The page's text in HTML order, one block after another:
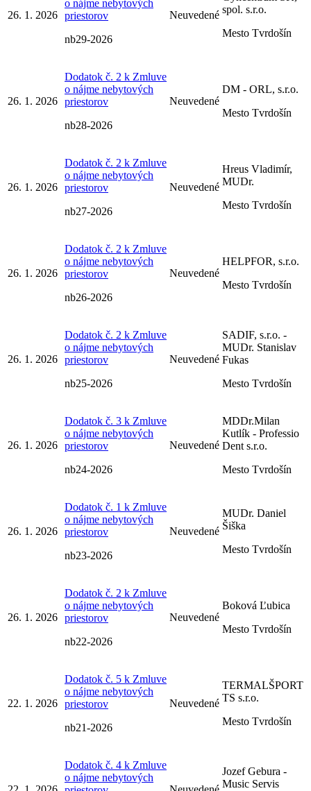
26. 1. 2026
o nájme nebytových
priestorov
nb29-2026
Neuvedené spol. s.r.o.
Mesto Tvrdošín
26. 1. 2026
Dodatok č. 2 k Zmluve
o nájme nebytových
priestorov
nb28-2026
Neuvedené
DM - ORL, s.r.o.
Mesto Tvrdošín
26. 1. 2026
Dodatok č. 2 k Zmluve
o nájme nebytových
priestorov
nb27-2026
Neuvedené
Hreus Vladimír,
MUDr.
Mesto Tvrdošín
26. 1. 2026
Dodatok č. 2 k Zmluve
o nájme nebytových
priestorov
nb26-2026
Neuvedené
HELPFOR, s.r.o.
Mesto Tvrdošín
26. 1. 2026
Dodatok č. 2 k Zmluve
o nájme nebytových
priestorov
nb25-2026
Neuvedené
SADIF, s.r.o. -
MUDr. Stanislav
Fukas
Mesto Tvrdošín
26. 1. 2026
Dodatok č. 3 k Zmluve
o nájme nebytových
priestorov
nb24-2026
Neuvedené
MDDr.Milan
Kutlík - Professio
Dent s.r.o.
Mesto Tvrdošín
26. 1. 2026
Dodatok č. 1 k Zmluve
o nájme nebytových
priestorov
nb23-2026
Neuvedené
MUDr. Daniel
Šiška
Mesto Tvrdošín
26. 1. 2026
Dodatok č. 2 k Zmluve
o nájme nebytových
priestorov
nb22-2026
Neuvedené
Boková Ľubica
Mesto Tvrdošín
22. 1. 2026
Dodatok č. 5 k Zmluve
o nájme nebytových
priestorov
nb21-2026
Neuvedené
TERMALŠPORT
TS s.r.o.
Mesto Tvrdošín
Dodatok č. 4 k Zmluve
o nájme nebytových
Jozef Gebura -
Music Servis